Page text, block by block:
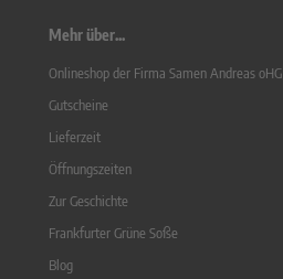
Mehr über...
Onlineshop der Firma Samen Andreas oHG
Gutscheine
Lieferzeit
Öffnungszeiten
Zur Geschichte
Frankfurter Grüne Soße
Blog